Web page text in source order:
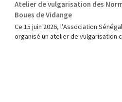
Atelier de vulgarisation des
Boues de Vidange
Ce 15 juin 2026, l’Association
organisé un atelier de vulgarisation